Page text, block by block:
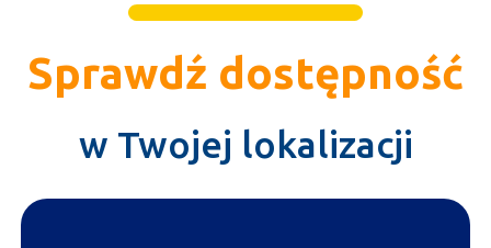
Sprawdź dostępność
w Twojej lokalizacji